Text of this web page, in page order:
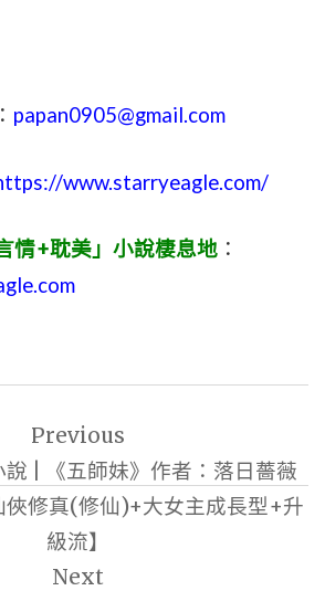
papan0905@gmail.com
www.starryeagle.com/
情+耽美」小說棲息地 ：
Previous
| 《五師妹》作者：落日薔薇
俠修真(修仙)+大女主成長型+升
級流】
Next